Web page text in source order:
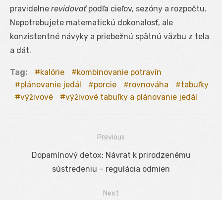
pravidelne revidovaťpodľa cieľov, sezóny a rozpočtu.
Nepotrebujete matematickú dokonalosť, ale
konzistentné návyky a priebežnú spätnú väzbu z tela
a dát.
Tag: kalórie
kombinovanie potravín
plánovanie jedál
porcie rovnováha
tabuľky
výživové
výživové tabuľky a plánovanie jedál
Navigácia
Previous
Previous
Dopamínový detox: Návrat k prirodzenému
sústredeniu – regulácia odmien
Next